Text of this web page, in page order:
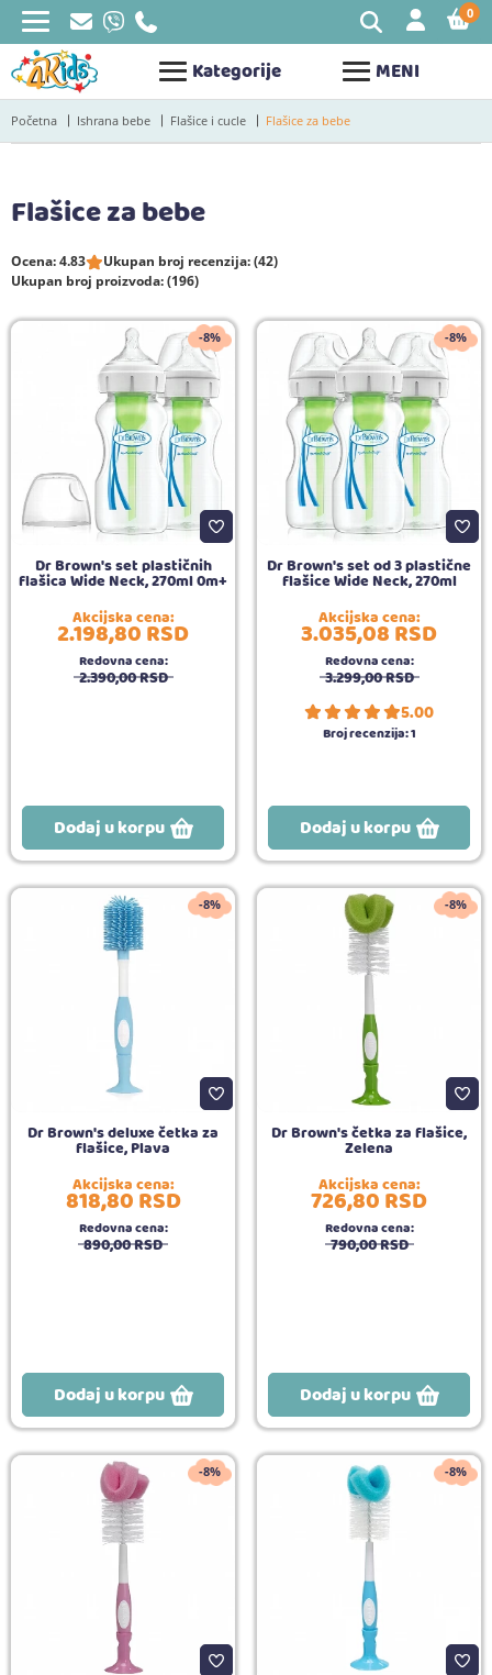
Kategorije MENI
0
Početna Ishrana bebe Flašice i cucle Flašice za bebe
Flašice za bebe
Ocena: 4.83
Ukupan broj recenzija: (42)
Ukupan broj proizvoda: (196)
-8%
Dr Brown's set plastičnih
flašica Wide Neck, 270ml 0m+
Akcijska cena:
2.198,80RSD
Redovna cena:
2.390,00RSD
Dodaj u korpu
-8%
Dr Brown's set od 3 plastične
flašice Wide Neck, 270ml
Akcijska cena:
3.035,08RSD
Redovna cena:
3.299,00RSD
5.00
Broj recenzija:1
Dodaj u korpu
-8%
Dr Brown's deluxe četka za
flašice, Plava
Akcijska cena:
818,80RSD
Redovna cena:
890,00RSD
Dodaj u korpu
-8%
Dr Brown's četka za flašice,
Zelena
Akcijska cena:
726,80RSD
Redovna cena:
790,00RSD
Dodaj u korpu
-8% -8%